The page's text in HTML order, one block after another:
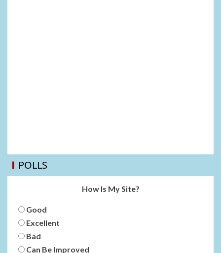
POLLS
How Is My Site?
Good
Excellent
Bad
Can Be Improved